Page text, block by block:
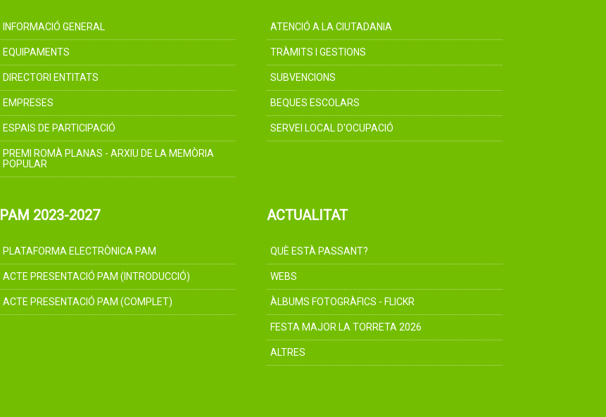
INFORMACIÓ GENERAL
EQUIPAMENTS
DIRECTORI ENTITATS
EMPRESES
ESPAIS DE PARTICIPACIÓ
PREMI ROMÀ PLANAS - ARXIU DE LA MEMÒRIA
POPULAR
ATENCIÓ A LA CIUTADANIA
TRÀMITS I GESTIONS
SUBVENCIONS
BEQUES ESCOLARS
SERVEI LOCAL D'OCUPACIÓ
PAM 2023-2027
PLATAFORMA ELECTRÒNICA PAM
ACTE PRESENTACIÓ PAM (INTRODUCCIÓ)
ACTE PRESENTACIÓ PAM (COMPLET)
ACTUALITAT
QUÈ ESTÀ PASSANT?
WEBS
ÀLBUMS FOTOGRÀFICS - FLICKR
FESTA MAJOR LA TORRETA 2026
ALTRES